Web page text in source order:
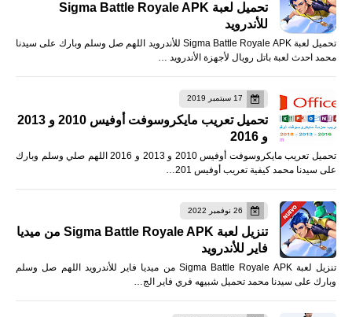
تحميل لعبة Sigma Battle Royale APK
للأندرويد
تحميل لعبة Sigma Battle Royale APK للأندرويد اللهم صل وسلم وبارك على سيدنا
محمد احدث لعبة باتل رويال لأجهزة الأندرويد …
17 سبتمبر 2019
تحميل تعريب مايكروسوفت أوفيس 2010 و 2013
و 2016
تحميل تعريب مايكروسوفت أوفيس 2010 و 2013 و 2016 اللهم صلي وسلم وبارك
على سيدنا محمد كيفية تعريب أوفيس 201…
26 نوفمبر 2022
تنزيل لعبة Sigma Battle Royale APK من ميديا
فاير للأندرويد
تنزيل لعبة Sigma Battle Royale APK من ميديا فاير للأندرويد اللهم صل وسلم
وبارك على سيدنا محمد تحميل شبيهه فري فاير الج…